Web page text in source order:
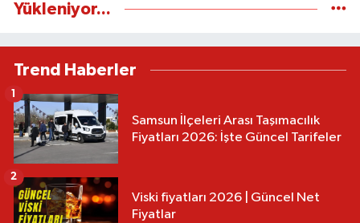
Yükleniyor...
Trend Haberler
Samsun İlçeleri Arası Taşımacılık
Fiyatları 2026: İşte Güncel Tarifeler
1
Viski fiyatları 2026 | Güncel Net
Fiyatlar
2